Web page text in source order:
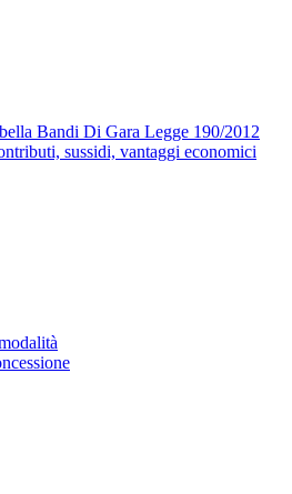
Bandi Di Gara Legge 190/2012
sussidi, vantaggi economici